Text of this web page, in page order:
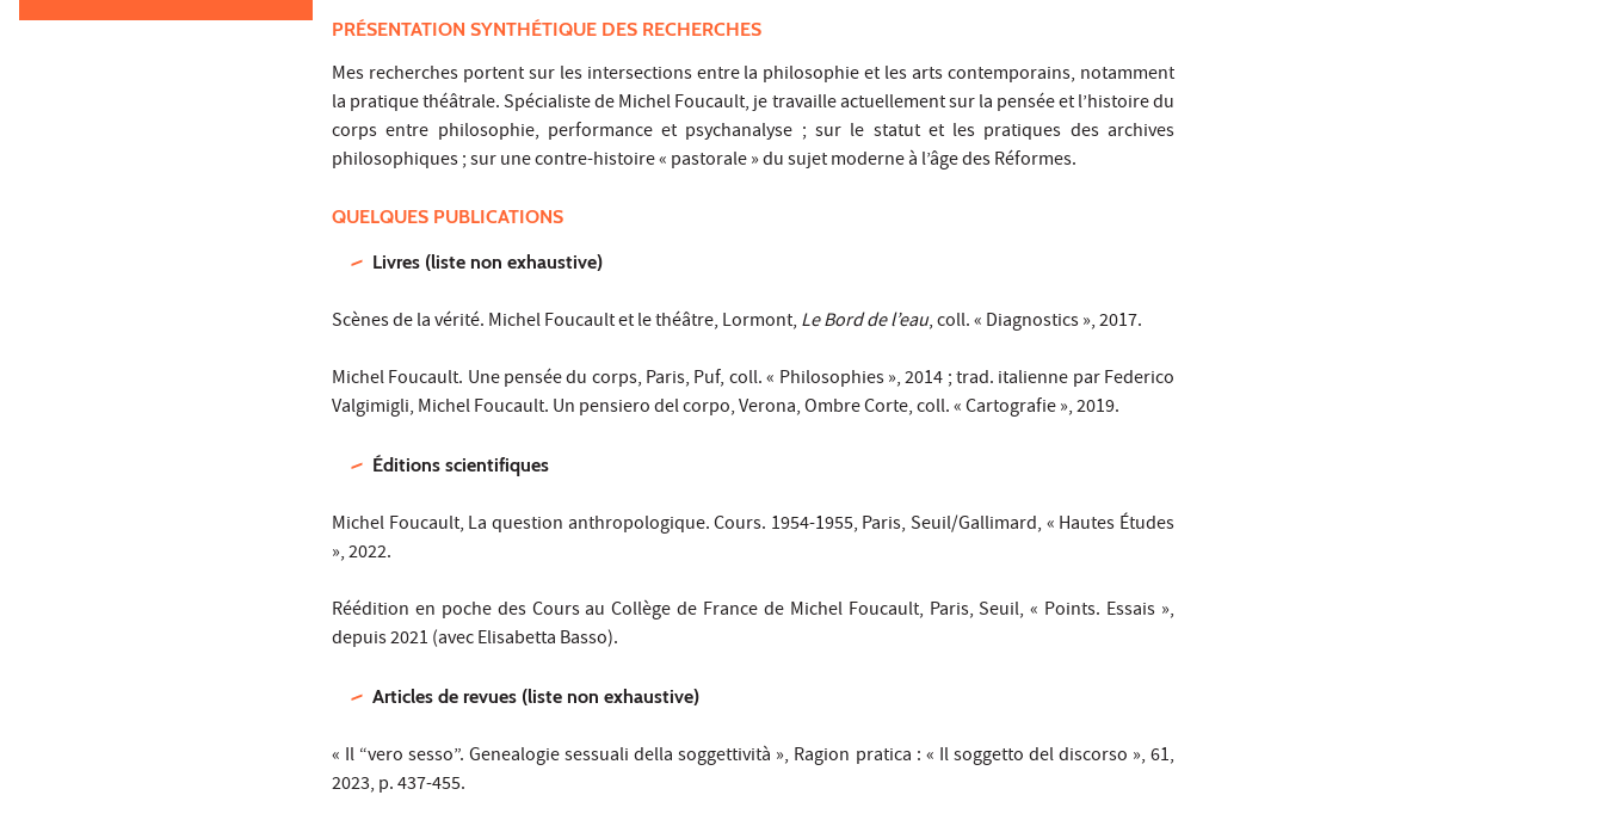
PRÉSENTATION SYNTHÉTIQUE DES RECHERCHES
Mes recherches portent sur les intersections entre la philosophie et les arts contemporains, notamment
la pratique théâtrale. Spécialiste de Michel Foucault, je travaille actuellement sur la pensée et l’histoire du
corps entre philosophie, performance et psychanalyse ; sur le statut et les pratiques des archives
philosophiques ; sur une contre-histoire « pastorale » du sujet moderne à l’âge des Réformes.
QUELQUES PUBLICATIONS
Livres (liste non exhaustive)
Scènes de la vérité. Michel Foucault et le théâtre, Lormont, Le Bord de l’eau, coll. « Diagnostics », 2017.
Michel Foucault. Une pensée du corps, Paris, Puf, coll. « Philosophies », 2014 ; trad. italienne par Federico
Valgimigli, Michel Foucault. Un pensiero del corpo, Verona, Ombre Corte, coll. « Cartografie », 2019.
Éditions scientifiques
Michel Foucault, La question anthropologique. Cours. 1954-1955, Paris, Seuil/Gallimard, « Hautes Études
», 2022.
Réédition en poche des Cours au Collège de France de Michel Foucault, Paris, Seuil, « Points. Essais »,
depuis 2021 (avec Elisabetta Basso).
Articles de revues (liste non exhaustive)
« Il “vero sesso”. Genealogie sessuali della soggettività », Ragion pratica : « Il soggetto del discorso », 61,
2023, p. 437-455.